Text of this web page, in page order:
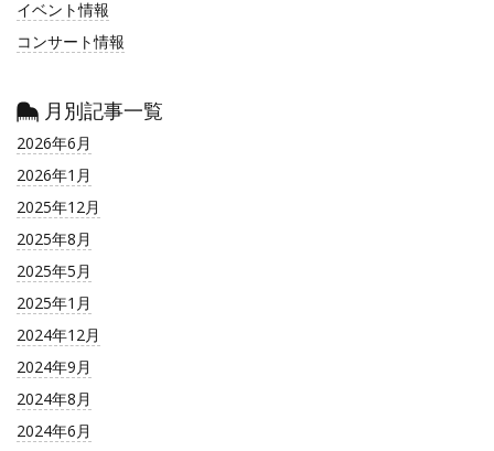
イベント情報
コンサート情報
月別記事一覧
2026年6月
2026年1月
2025年12月
2025年8月
2025年5月
2025年1月
2024年12月
2024年9月
2024年8月
2024年6月